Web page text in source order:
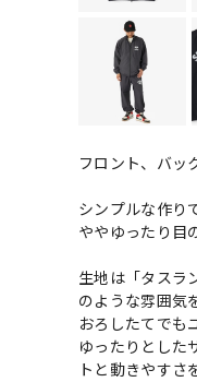
フロント、バッ
シンプルな作り
ややゆったり目
生地は「タスラ
のような雰囲気
おろしたてでも
ゆったりとした
トと動きやすさ